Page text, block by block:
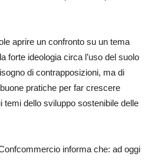
aprire un confronto su un tema
forte ideologia circa l’uso del suolo
di contrapposizioni, ma di
pratiche per far crescere
temi dello sviluppo sostenibile delle
informa che: ad oggi